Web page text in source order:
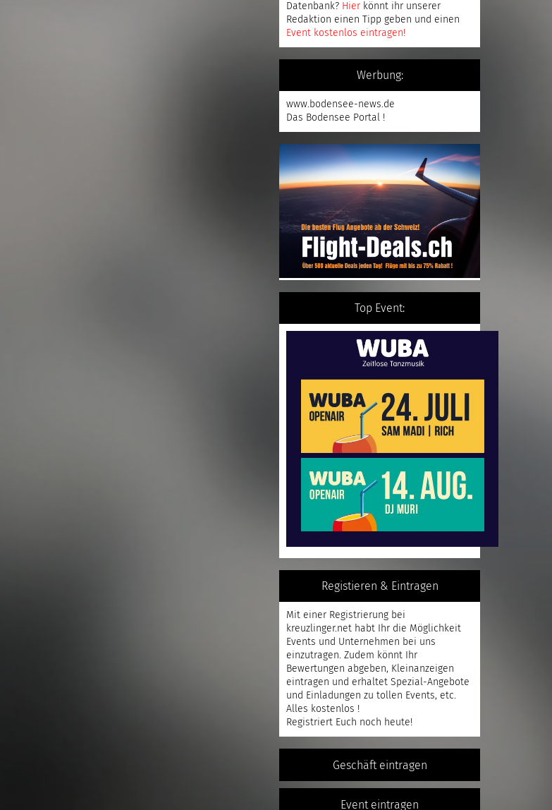
Datenbank? Hier könnt ihr unserer
Redaktion einen Tipp geben und einen
Event kostenlos eintragen!
Werbung:
www.bodensee-news.de
Das Bodensee Portal !
Top Event:
Registieren & Eintragen
Mit einer Registrierung bei
kreuzlinger.net habt Ihr die Möglichkeit
Events und Unternehmen bei uns
einzutragen. Zudem könnt Ihr
Bewertungen abgeben, Kleinanzeigen
eintragen und erhaltet Spezial-Angebote
und Einladungen zu tollen Events, etc.
Alles kostenlos !
Registriert Euch noch heute!
Geschäft eintragen
Event eintragen